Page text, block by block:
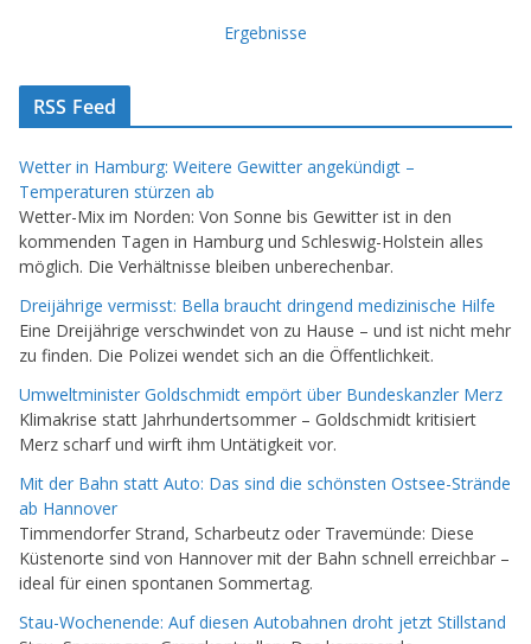
Ergebnisse
RSS Feed
Wetter in Hamburg: Weitere Gewitter angekündigt –
Temperaturen stürzen ab
Wetter-Mix im Norden: Von Sonne bis Gewitter ist in den
kommenden Tagen in Hamburg und Schleswig-Holstein alles
möglich. Die Verhältnisse bleiben unberechenbar.
Dreijährige vermisst: Bella braucht dringend medizinische Hilfe
Eine Dreijährige verschwindet von zu Hause – und ist nicht mehr
zu finden. Die Polizei wendet sich an die Öffentlichkeit.
Umweltminister Goldschmidt empört über Bundeskanzler Merz
Klimakrise statt Jahrhundertsommer – Goldschmidt kritisiert
Merz scharf und wirft ihm Untätigkeit vor.
Mit der Bahn statt Auto: Das sind die schönsten Ostsee-Strände
ab Hannover
Timmendorfer Strand, Scharbeutz oder Travemünde: Diese
Küstenorte sind von Hannover mit der Bahn schnell erreichbar –
ideal für einen spontanen Sommertag.
Stau-Wochenende: Auf diesen Autobahnen droht jetzt Stillstand